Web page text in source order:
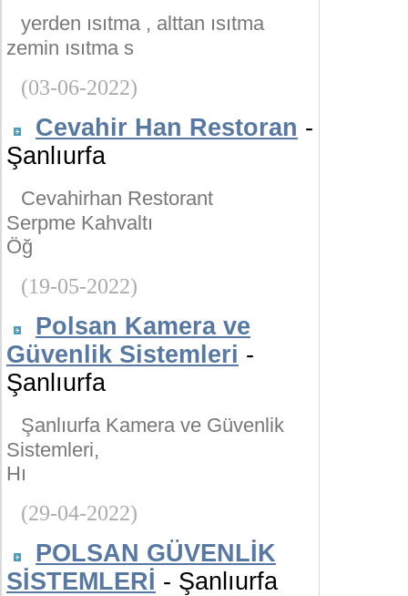
yerden ısıtma , alttan ısıtma
zemin ısıtma s
(03-06-2022)
Cevahir Han Restoran -
Şanlıurfa
Cevahirhan Restorant
Serpme Kahvaltı
Öğ
(19-05-2022)
Polsan Kamera ve
Güvenlik Sistemleri -
Şanlıurfa
Şanlıurfa Kamera ve Güvenlik
Sistemleri,
Hı
(29-04-2022)
POLSAN GÜVENLİK
SİSTEMLERİ - Şanlıurfa